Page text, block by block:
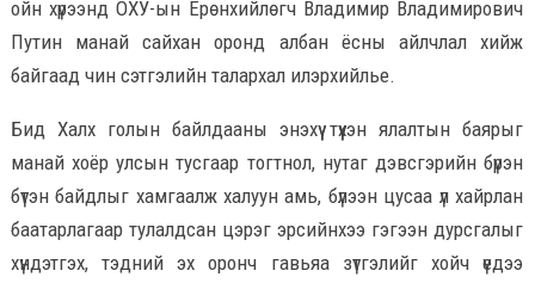
ойн хүрээнд ОХУ-ын Ерөнхийлөгч Владимир Владимирович
Путин манай сайхан оронд албан ёсны айлчлал хийж
байгаад чин сэтгэлийн талархал илэрхийлье.
Бид Халх голын байлдааны энэхүү түүхэн ялалтын баярыг
манай хоёр улсын тусгаар тогтнол, нутаг дэвсгэрийн бүрэн
бүтэн байдлыг хамгаалж халуун амь, бүлээн цусаа үл хайрлан
баатарлагаар тулалдсан цэрэг эрсийнхээ гэгээн дурсгалыг
хүндэтгэх, тэдний эх оронч гавьяа зүтгэлийг хойч үедээ